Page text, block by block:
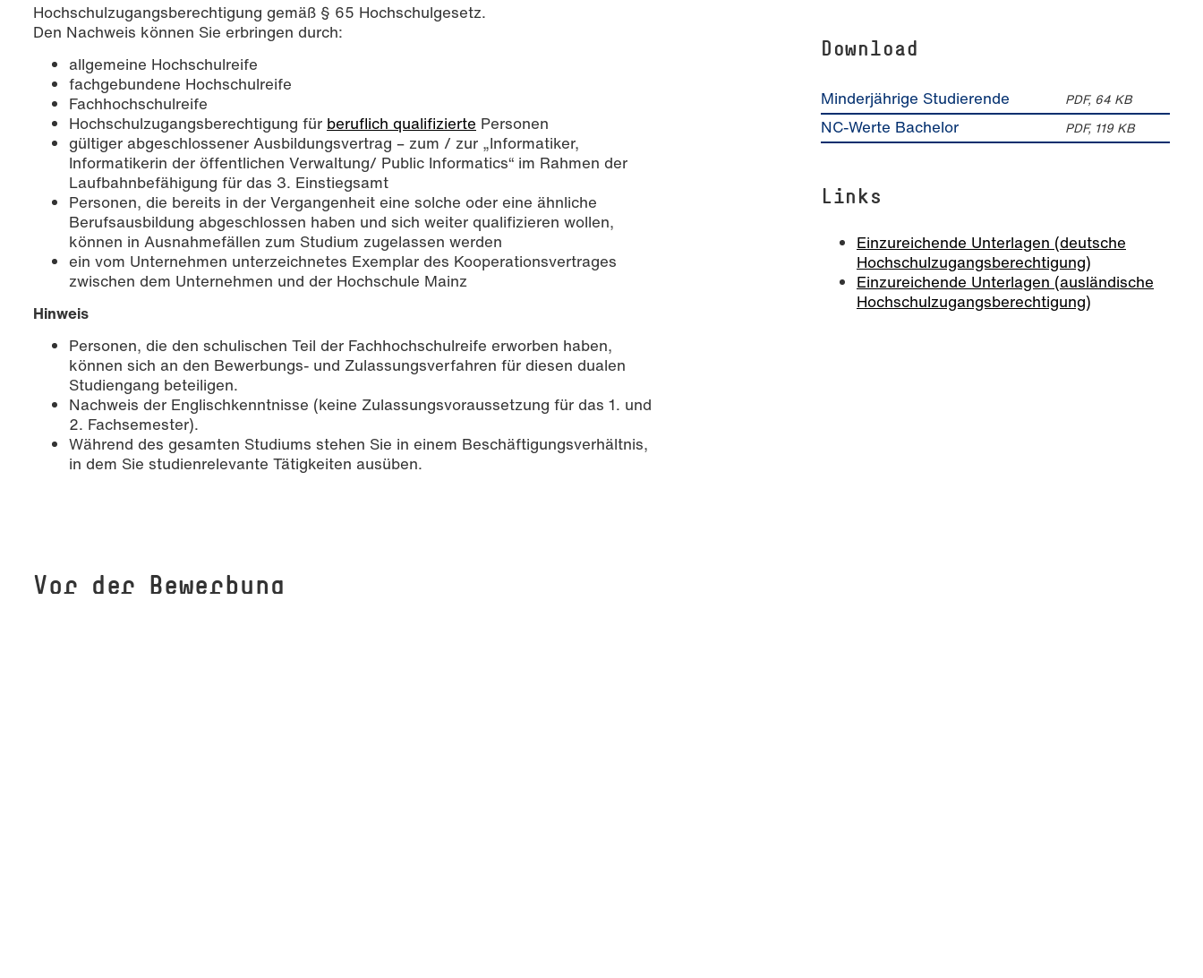
Hochschulzugangsberechtigung gemäß § 65 Hochschulgesetz.
Den Nachweis können Sie erbringen durch:
allgemeine Hochschulreife
fachgebundene Hochschulreife
Fachhochschulreife
Hochschulzugangsberechtigung für beruflich qualifizierte Personen
gültiger abgeschlossener Ausbildungsvertrag – zum / zur „Informatiker,
Informatikerin der öffentlichen Verwaltung/ Public Informatics“ im Rahmen der
Laufbahnbefähigung für das 3. Einstiegsamt
Personen, die bereits in der Vergangenheit eine solche oder eine ähnliche
Berufsausbildung abgeschlossen haben und sich weiter qualifizieren wollen,
können in Ausnahmefällen zum Studium zugelassen werden
ein vom Unternehmen unterzeichnetes Exemplar des Kooperationsvertrages
zwischen dem Unternehmen und der Hochschule Mainz
Hinweis
Personen, die den schulischen Teil der Fachhochschulreife erworben haben,
können sich an den Bewerbungs- und Zulassungsverfahren für diesen dualen
Studiengang beteiligen.
Nachweis der Englischkenntnisse (keine Zulassungsvoraussetzung für das 1. und
2. Fachsemester).
Während des gesamten Studiums stehen Sie in einem Beschäftigungsverhältnis,
in dem Sie studienrelevante Tätigkeiten ausüben.
Download
Minderjährige Studierende PDF, 64 KB
NC-Werte Bachelor PDF, 119 KB
Links
Einzureichende Unterlagen (deutsche
Hochschulzugangsberechtigung)
Einzureichende Unterlagen (ausländische
Hochschulzugangsberechtigung)
Vor der Bewerbung